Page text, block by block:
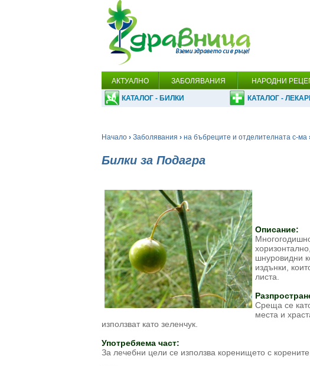
АКТУАЛНО ЗАБОЛЯВАНИЯ НАРОДНИ
КАТАЛОГ - БИЛКИ КАТАЛОГ -
Начало › Заболявания › на бъбреците и отделителната с-ма
Билки за Подагра
Описание:
шнуровидни
издънки,
листа.
Среща се
места и
използват като зеленчук.
Употребяема част:
За лечебни цели се използва коренището с